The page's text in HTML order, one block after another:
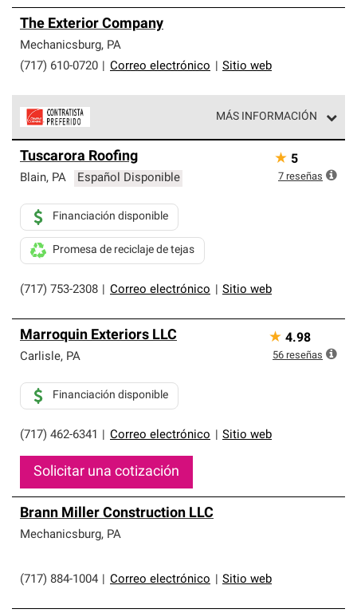
The Exterior Company
Mechanicsburg, PA
(717) 610-0720
Correo electrónico Sitio web
MÁS INFORMACIÓN
parte de una red exclusiva de profesionales de techos
que cumplen con altos estándares y requisitos estrictos
Tuscarora Roofing
Blain, PA Español Disponible
(717) 753-2308 Correo electrónico Sitio web
Financiación disponible
Promesa de reciclaje de tejas
★ 5
7 reseñas
Marroquin Exteriors LLC
Carlisle, PA
(717) 462-6341 Correo electrónico Sitio web
Financiación disponible
Solicitar una cotización
★ 4.98
56 reseñas
Brann Miller Construction LLC
Mechanicsburg, PA
(717) 884-1004 Correo electrónico Sitio web